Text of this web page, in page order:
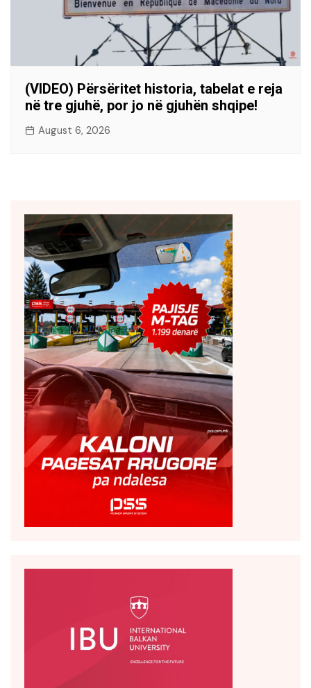
(VIDEO) Përsëritet historia, tabelat e reja
në tre gjuhë, por jo në gjuhën shqipe!
August 6, 2026